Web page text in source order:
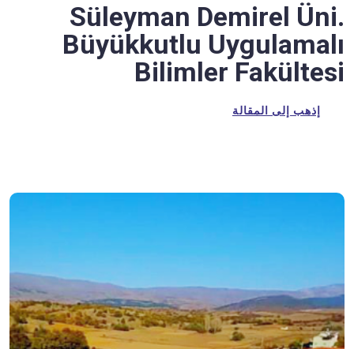
Süleyman Demirel Üni.
Büyükkutlu Uygulamalı
Bilimler Fakültesi
إذهب إلى المقالة